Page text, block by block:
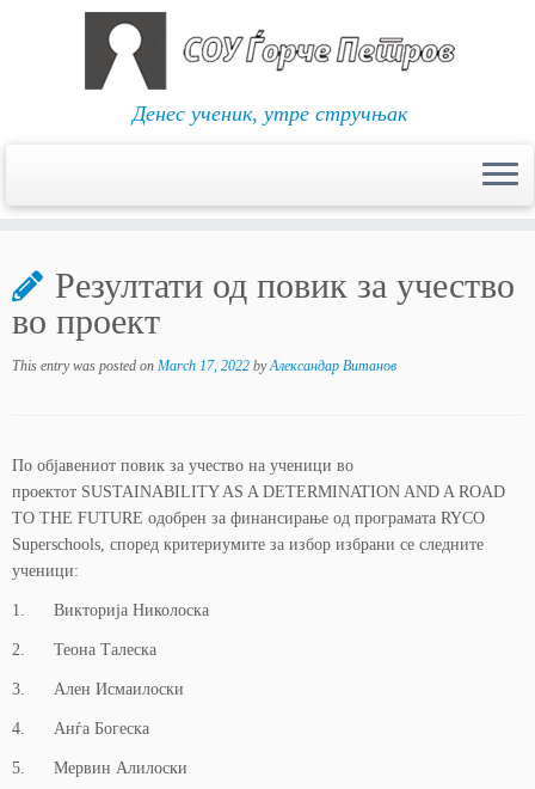
content
Денес ученик, утре стручњак
Резултати од повик за учество
во проект
This entry was posted on March 17, 2022 byАлександар Витанов
По објавениот повик за учество на ученици во
проектот SUSTAINABILITY AS A DETERMINATION AND A ROAD
TO THE FUTURE одобрен за финансирање од програмата RYCO
Superschools, според критериумите за избор избрани се следните
ученици:
1. Викторија Николоска
2. Теона Талеска
3. Ален Исмаилоски
4. Анѓа Богеска
5. Мервин Алилоски